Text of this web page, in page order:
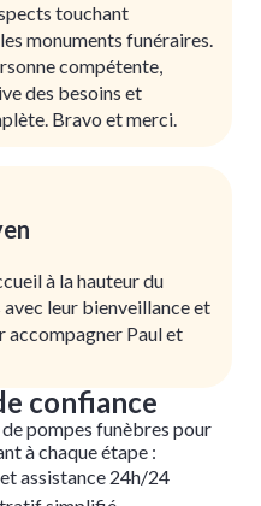
touchant
monuments funéraires.
compétente,
des besoins et
Bravo et merci.
à la hauteur du
leur bienveillance et
accompagner Paul et
confiance
pompes funèbres pour
à chaque étape :
assistance 24h/24